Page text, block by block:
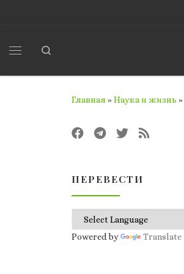
Главная »Наука и жизнь »
ПЕРЕВЕСТИ
Powered by Translate